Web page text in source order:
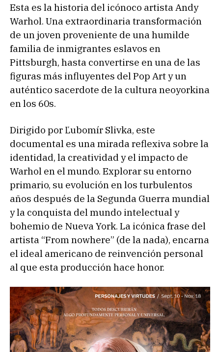
Esta es la historia del icónoco artista Andy
Warhol. Una extraordinaria transformación
de un joven proveniente de una humilde
familia de inmigrantes eslavos en
Pittsburgh, hasta convertirse en una de las
figuras más influyentes del Pop Art y un
auténtico sacerdote de la cultura neoyorkina
en los 60s.
Dirigido por Ľubomír Slivka, este
documental es una mirada reflexiva sobre la
identidad, la creatividad y el impacto de
Warhol en el mundo. Explorar su entorno
primario, su evolución en los turbulentos
años después de la Segunda Guerra mundial
y la conquista del mundo intelectual y
bohemio de Nueva York. La icónica frase del
artista “From nowhere” (de la nada), encarna
el ideal americano de reinvención personal
al que esta producción hace honor.